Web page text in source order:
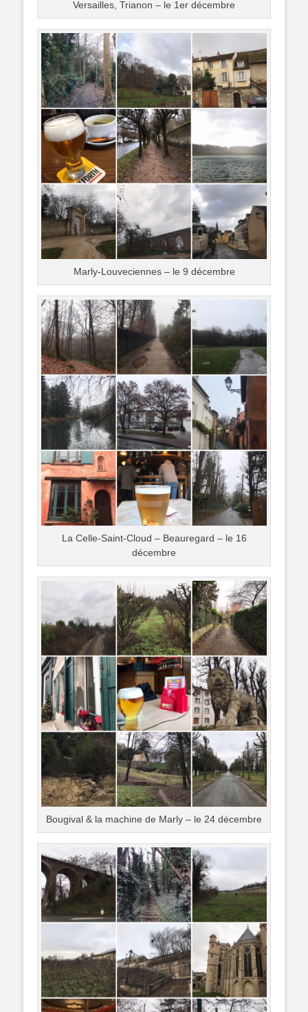
Versailles, Trianon – le 1er décembre
Marly-Louveciennes – le 9 décembre
La Celle-Saint-Cloud – Beauregard – le 16
décembre
Bougival & la machine de Marly – le 24 décembre